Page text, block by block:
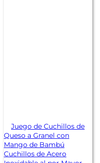
Juego de Cuchillos de
Queso a Granel con
Mango de Bambú
Cuchillos de Acero